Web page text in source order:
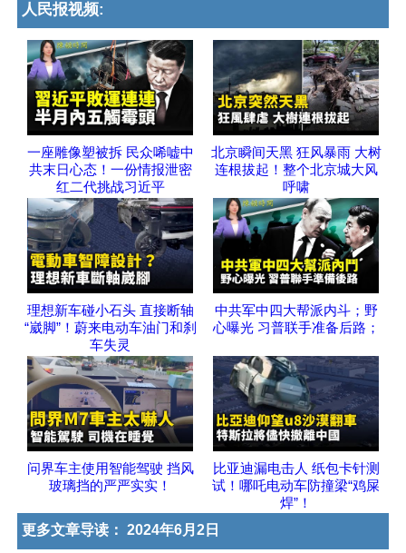
人民报视频:
一座雕像塑被拆 民众唏嘘中
共末日心态！一份情报泄密
红二代挑战习近平
北京瞬间天黑 狂风暴雨 大树
连根拔起！整个北京城大风
呼啸
理想新车碰小石头 直接断轴
“崴脚”！蔚来电动车油门和刹
车失灵
中共军中四大帮派内斗；野
心曝光 习普联手准备后路；
问界车主使用智能驾驶 挡风
玻璃挡的严严实实！
比亚迪漏电击人 纸包卡针测
试！哪吒电动车防撞梁“鸡屎
焊”！
更多文章导读： 2024年6月2日